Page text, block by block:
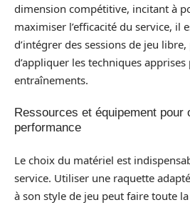
dimension compétitive, incitant à
maximiser l’efficacité du service, il
d’intégrer des sessions de jeu
d’appliquer les techniques
entraînements.
Ressources et équipement pour
performance
Le choix du matériel est
service. Utiliser une raquette
à son style de jeu peut faire toute